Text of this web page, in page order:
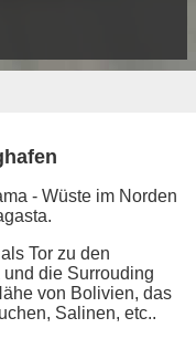
- Wüste im Norden
Tor zu den
die Surrouding
von Bolivien, das
Salinen, etc..